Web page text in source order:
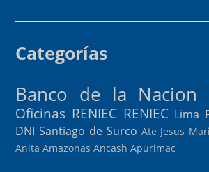
Categorías
Banco de la Nacion
Oficinas RENIEC RENIEC Lima
DNI Santiago de Surco Ate Jesus
Anita Amazonas Ancash Apurimac